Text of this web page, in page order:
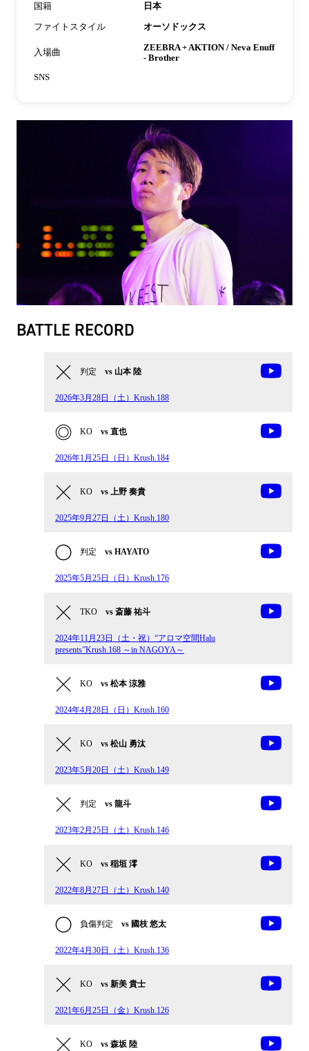
国籍 日本
ファイトスタイル オーソドックス
入場曲
ZEEBRA + AKTION / Neva Enuff
- Brother
SNS
BATTLE RECORD
判定 vs 山本 陸
2026年3月28日（土）Krush.188
KO vs 直也
2026年1月25日（日）Krush.184
KO vs 上野 奏貴
2025年9月27日（土）Krush.180
判定 vs HAYATO
2025年5月25日（日）Krush.176
TKO vs 斎藤 祐斗
2024年11月23日（土・祝）“アロマ空間Halu
presents”Krush.168 ～in NAGOYA～
KO vs 松本 涼雅
2024年4月28日（日）Krush.160
KO vs 松山 勇汰
2023年5月20日（土）Krush.149
判定 vs 龍斗
2023年2月25日（土）Krush.146
KO vs 稲垣 澪
2022年8月27日（土）Krush.140
負傷判定 vs 國枝 悠太
2022年4月30日（土）Krush.136
KO vs 新美 貴士
2021年6月25日（金）Krush.126
KO vs 森坂 陸